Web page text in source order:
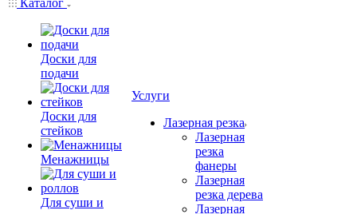
Каталог
Доски для
подачи
Доски для
стейков
Менажницы
Для суши и
Услуги
Лазерная резка
Лазерная
резка
фанеры
Лазерная
резка дерева
Лазерная